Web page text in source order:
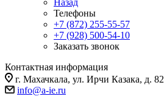
Назад
Телефоны
+7 (872) 255-55-57
+7 (928) 500-54-10
Заказать звонок
Контактная информация
г. Махачкала, ул. Ирчи Казака, д. 82
info@a-ie.ru